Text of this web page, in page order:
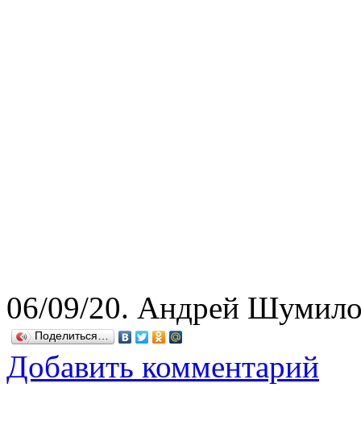
06/09/20. Андрей
Поделиться…
Добавить комментарий